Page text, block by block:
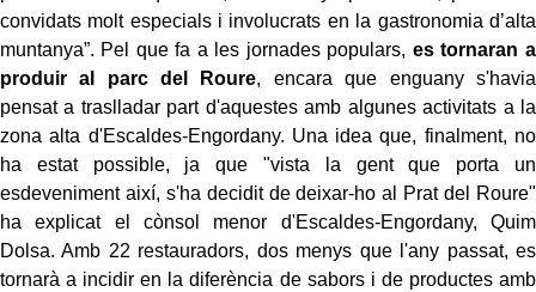
convidats molt especials i involucrats en la gastronomia d’alta
muntanya”. Pel que fa a les jornades populars, es tornaran a
produir al parc del Roure, encara que enguany s'havia
pensat a traslladar part d'aquestes amb algunes activitats a la
zona alta d'Escaldes-Engordany. Una idea que, finalment, no
ha estat possible, ja que "vista la gent que porta un
esdeveniment així, s'ha decidit de deixar-ho al Prat del Roure"
ha explicat el cònsol menor d'Escaldes-Engordany, Quim
Dolsa. Amb 22 restauradors, dos menys que l'any passat, es
tornarà a incidir en la diferència de sabors i de productes amb